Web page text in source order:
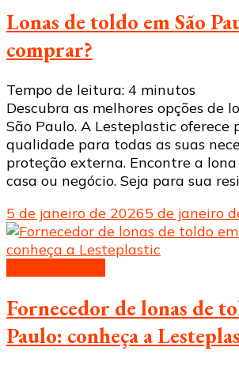
Lonas de toldo em São
comprar?
Tempo de leitura: 4 minutos
Descubra as melhores opções de
São Paulo. A Lesteplastic oferece
qualidade para todas as suas
proteção externa. Encontre a
casa ou negócio. Seja para sua
5 de janeiro de 20265 de janeiro
Fornecedor de lonas de
Paulo: conheça a